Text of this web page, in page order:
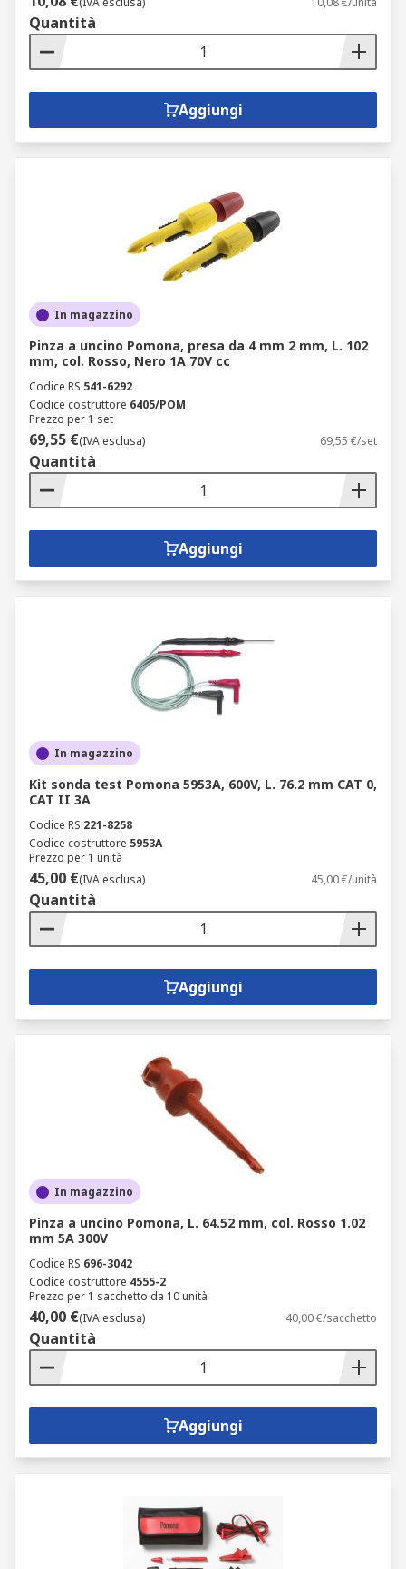
Quantità
Aggiungi
In magazzino
Pinza a uncino Pomona, presa da 4 mm 2 mm, L. 102
mm, col. Rosso, Nero 1A 70V cc
Codice RS 541-6292
Codice costruttore 6405/POM
Prezzo per 1 set
69,55 €(IVA esclusa) 69,55 €/set
Quantità
Aggiungi
In magazzino
Kit sonda test Pomona 5953A, 600V, L. 76.2 mm CAT 0,
CAT II 3A
Codice RS 221-8258
Codice costruttore 5953A
Prezzo per 1 unità
45,00 €(IVA esclusa) 45,00 €/unità
Quantità
Aggiungi
In magazzino
Pinza a uncino Pomona, L. 64.52 mm, col. Rosso 1.02
mm 5A 300V
Codice RS 696-3042
Codice costruttore 4555-2
Prezzo per 1 sacchetto da 10 unità
40,00 €(IVA esclusa) 40,00 €/sacchetto
Quantità
Aggiungi